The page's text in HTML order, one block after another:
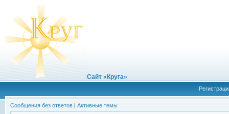
Сайт «Круга»
Сообщения без ответов | Активные темы